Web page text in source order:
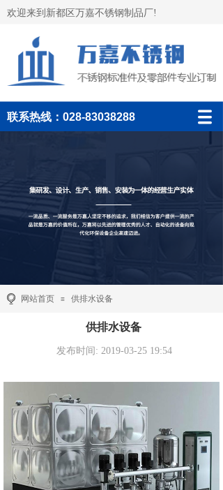
欢迎来到新都区万嘉不锈钢制品厂!
联系热线：028-83038288
网站首页 ≡ 供排水设备
供排水设备
发布时间: 2019-03-25 19:54